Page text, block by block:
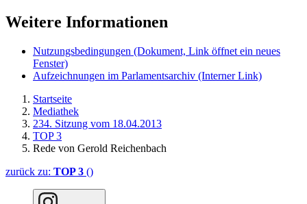
Weitere Informationen
Nutzungsbedingungen (Dokument, Link öffnet ein neues
Fenster)
Aufzeichnungen im Parlamentsarchiv (Interner Link)
Startseite
Mediathek
234. Sitzung vom 18.04.2013
TOP 3
Rede von Gerold Reichenbach
zurück zu: TOP 3 ()